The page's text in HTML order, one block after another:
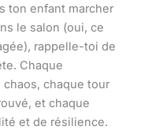
ton enfant marcher
le salon (oui, ce
rappelle-toi de
Chaque
chaque tour
et chaque
et de résilience.